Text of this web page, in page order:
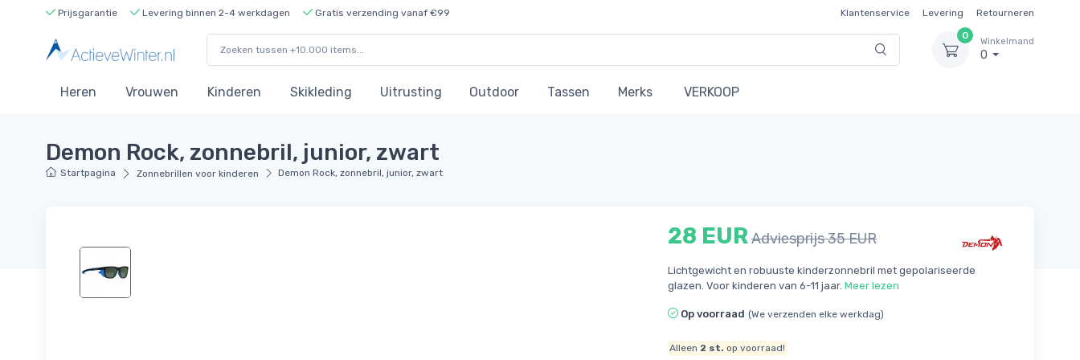
Prijsgarantie Levering binnen 2-4 werkdagen Gratis verzending vanaf €99 Klantenservice Levering
Retourneren
0
Winkelmand
0
Heren Vrouwen Kinderen Skikleding Uitrusting Outdoor Tassen Merks VERKOOP
Demon Rock, zonnebril, junior, zwart
Startpagina Zonnebrillen voor kinderen Demon Rock, zonnebril, junior, zwart
28 EURAdviesprijs 35 EUR
Lichtgewicht en robuuste kinderzonnebril met gepolariseerde
glazen. Voor kinderen van 6-11 jaar. Meer lezen
Op voorraad (We verzenden elke werkdag)
Alleen 2 st. op voorraad!